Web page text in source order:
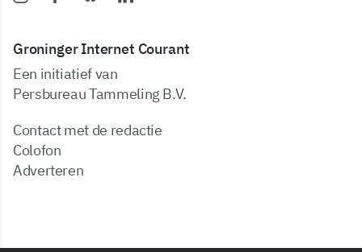
Groninger Internet Courant
Een initiatief van
Persbureau Tammeling B.V.
Contact met de redactie
Colofon
Adverteren